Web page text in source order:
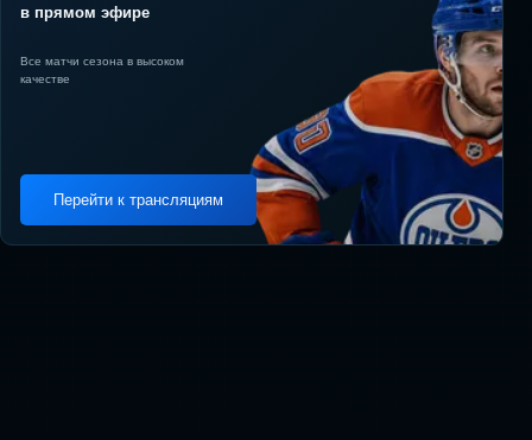
в прямом эфире
Все матчи сезона в высоком
качестве
Перейти к трансляциям